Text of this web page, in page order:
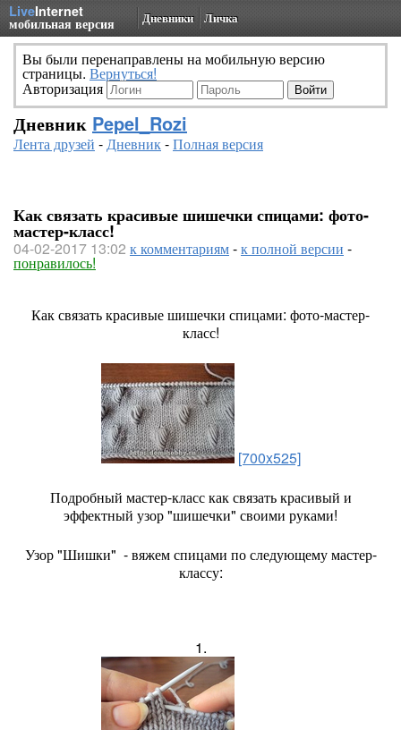
LiveInternet
мобильная версия Дневники Личка
Вы были перенаправлены на мобильную версию
страницы. Вернуться!
Авторизация
Дневник Pepel_Rozi
Лента друзей -Дневник-Полная версия
Как связать красивые шишечки спицами: фото-
мастер-класс!
04-02-2017 13:02 к комментариям-к полной версии -
понравилось!
Как связать красивые шишечки спицами: фото-мастер-
класс!
[700x525]
Подробный мастер-класс как связать красивый и
эффектный узор "шишечки" своими руками!
Узор "Шишки" - вяжем спицами по следующему мастер-
классу:
1.